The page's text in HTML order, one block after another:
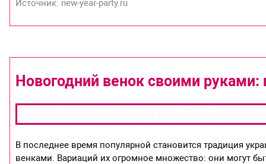
Источник: new-year-party.ru
Новогодний венок своими
В последнее время популярной становится традиция
венками. Вариаций их огромное множество: они могут